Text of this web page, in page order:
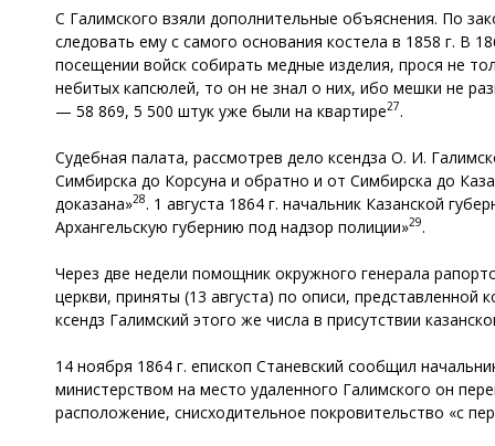
С Галимского взяли дополнительные объяснения. По
следовать ему с самого основания костела в 1858 г. В
посещении войск собирать медные изделия, прося не
небитых капсюлей, то он не знал о них, ибо мешки не
— 58 869, 5 500 штук уже были на квартире27.
Судебная палата, рассмотрев дело ксендза О. И.
Симбирска до Корсуна и обратно и от Симбирска до
доказана»28. 1 августа 1864 г. начальник Казанской
Архангельскую губернию под надзор полиции»29.
Через две недели помощник окружного генерала
церкви, приняты (13 августа) по описи,
ксендз Галимский этого же числа в присутствии
14 ноября 1864 г. епископ Станевский сообщил
министерством на место удаленного Галимского он
расположение, снисходительное покровительство «с